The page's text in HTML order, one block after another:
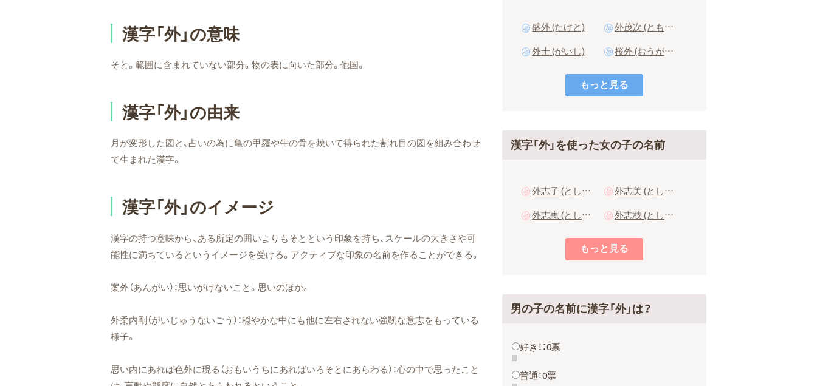
漢字「外」の意味
そと。範囲に含まれていない部分。物の表に向いた部分。他国。
漢字「外」の由来
月が変形した図と、占いの為に亀の甲羅や牛の骨を焼いて得られた割れ目の図を組み合わせ
て生まれた漢字。
漢字「外」のイメージ
漢字の持つ意味から、ある所定の囲いよりもそとという印象を持ち、スケールの大きさや可
能性に満ちているというイメージを受ける。アクティブな印象の名前を作ることができる。
案外（あんがい）：思いがけないこと。思いのほか。
外柔内剛（がいじゅうないごう）：穏やかな中にも他に左右されない強靭な意志をもっている
様子。
思い内にあれば色外に現る（おもいうちにあればいろそとにあらわる）：心の中で思ったこと
盛外 (たけと)
外茂次 (ともじ)
外士 (がいし)
桜外 (おうがい)
漢字「外」を使った女の子の名前
外志子 (としこ)
外志美 (としみ)
外志恵 (としえ)
外志枝 (としえ)
男の子の名前に漢字「外」は？
好き！：0票
普通：0票